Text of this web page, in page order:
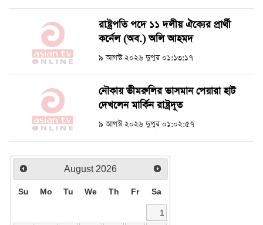
রাষ্ট্রপতি পদে ১১ দলীয় ঐক্যের প্রার্থী
কর্নেল (অব.) অলি আহমদ
৯ আগস্ট ২০২৬ দুপুর ০১:১৩:১৭
নৌকায় ভীমরুলির ভাসমান পেয়ারা হাট
দেখলেন মার্কিন রাষ্ট্রদূত
৯ আগস্ট ২০২৬ দুপুর ০১:০২:৫৭
August 2026
Su Mo Tu We Th Fr Sa
1